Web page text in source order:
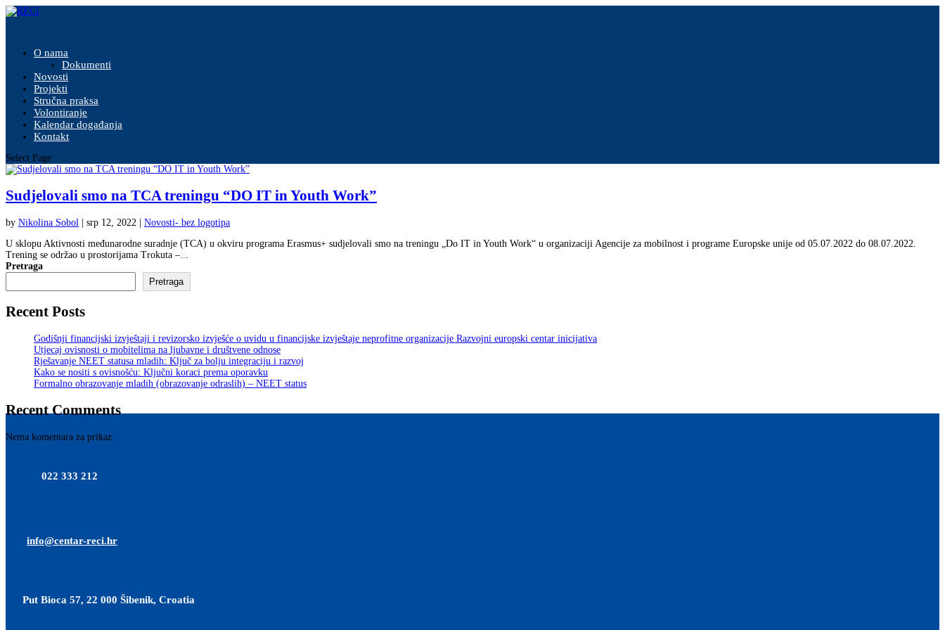
O nama
Dokumenti
Novosti
Projekti
Stručna praksa
Volontiranje
Kalendar događanja
Kontakt
Select Page
Sudjelovali smo na TCA treningu “DO IT in Youth Work”
by Nikolina Sobol srp 12, 2022
Novosti- bez logotipa
U sklopu Aktivnosti međunarodne suradnje (TCA) u okviru programa Erasmus+ sudjelovali smo na treningu „Do IT in Youth Work“ u organizaciji Agencije za mobilnost i programe Europske unije od 05.07.2022 do 08.07.2022.
Trening se održao u prostorijama Trokuta –...
Pretraga
Pretraga
Recent Posts
Godišnji financijski izvještaji i revizorsko izvješće o uvidu u financijske izvještaje neprofitne organizacije Razvojni europski centar inicijativa
Utjecaj ovisnosti o mobitelima na ljubavne i društvene odnose
Rješavanje NEET statusa mladih: Ključ za bolju integraciju i razvoj
Kako se nositi s ovisnošću: Ključni koraci prema oporavku
Formalno obrazovanje mladih (obrazovanje odraslih) – NEET status
Recent Comments
Nema komentara za prikaz.
022 333 212
info@centar-reci.hr
Put Bioca 57, 22 000 Šibenik, Croatia